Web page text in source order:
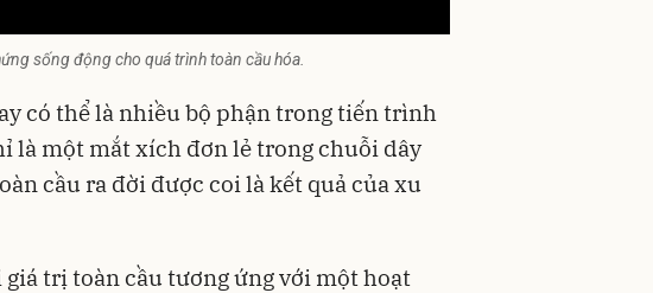
sống động cho quá trình toàn cầu hóa.
có thể là nhiều bộ phận trong tiến trình
là một mắt xích đơn lẻ trong chuỗi dây
cầu ra đời được coi là kết quả của xu
trị toàn cầu tương ứng với một hoạt